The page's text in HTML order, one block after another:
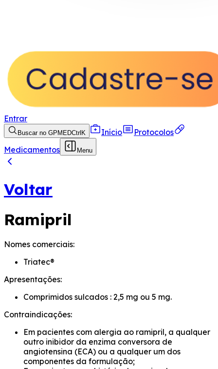
Entrar
Buscar no GPMEDCtrl K Início
Protocolos
Medicamentos
Menu
Voltar
Ramipril
Nomes comerciais:
Triatec®
Apresentações:
Comprimidos sulcados : 2,5 mg ou 5 mg.
Contraindicações:
Em pacientes com alergia ao ramipril, a qualquer
outro inibidor da enzima conversora de
angiotensina (ECA) ou a qualquer um dos
componentes da formulação;